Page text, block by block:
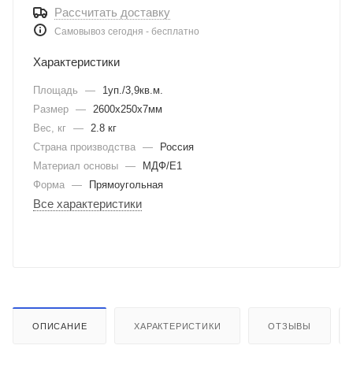
Рассчитать доставку
Самовывоз сегодня - бесплатно
Характеристики
Площадь —
1уп./3,9кв.м.
Размер — 2600х250х7мм
Вес, кг — 2.8 кг
Страна производства —
Россия
Материал основы —
МДФ/E1
Форма — Прямоугольная
Все характеристики
ОПИСАНИЕ ХАРАКТЕРИСТИКИ ОТЗЫВЫ